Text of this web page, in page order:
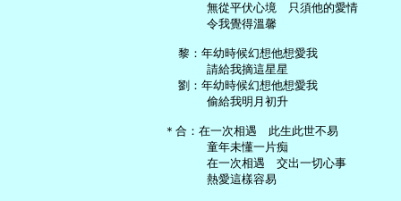
       無從平伏心境　只須他的愛情
       令我覺得溫馨
   黎：年幼時候幻想他想愛我
       請給我摘這星星
   劉：年幼時候幻想他想愛我
       偷給我明月初升
＊合：在一次相遇　此生此世不易
       童年未懂一片痴
       在一次相遇　交出一切心事
       熱愛這樣容易